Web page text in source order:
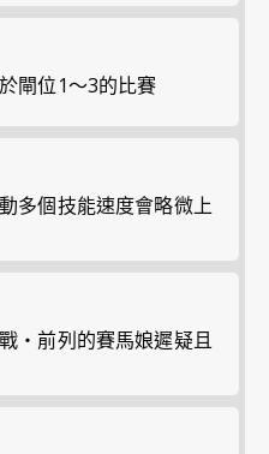
閘位1～3的比賽
多個技能速度會略微上
・前列的賽馬娘遲疑且